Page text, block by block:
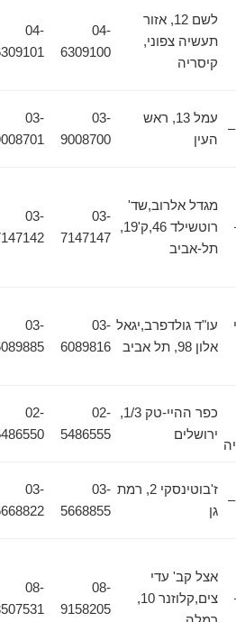
לשם 12, אזור
תעשיה צפוני,
קיסריה
04-
6309100
04-
6309101
עמל 13, ראש
העין
03-
9008700
03-
9008701
מגדל אלרוב,שד'
רוטשילד 46,ק'19,
תל-אביב
03-
7147147
03-
7147142
עו"ד גולדפרב,יגאל
אלון 98, תל אביב
03-
6089816
03-
6089885
כפר ההיי-טק 1/3,
ירושלים
02-
5486555
02-
5486550
ז'בוטינסקי 2, רמת 03-
5668855
03-
5668822
אצל קב' עדי
צים,קלוזנר 10,
08-
9158205
08-
8507531